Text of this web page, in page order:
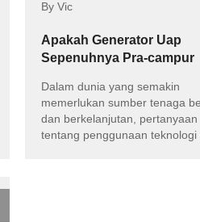
By Vic
Apakah Generator Uap
Sepenuhnya Pra-campur
Energimalam Hijau Kita?
Dalam dunia yang semakin
memerlukan sumber tenaga
dan berkelanjutan, pertanyaan
tentang penggunaan teknologi